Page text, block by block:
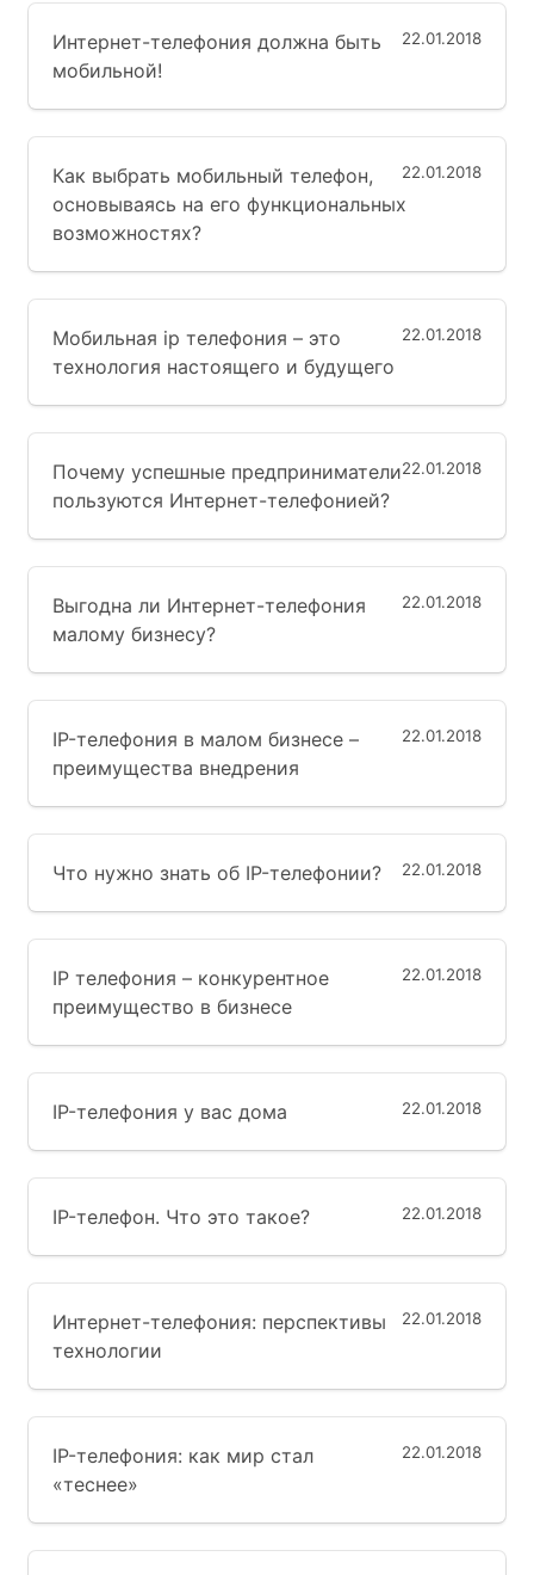
22.01.2018
Интернет-телефония должна быть
мобильной!
22.01.2018
Как выбрать мобильный телефон,
основываясь на его функциональных
возможностях?
22.01.2018
Мобильная ip телефония – это
технология настоящего и будущего
22.01.2018
Почему успешные предприниматели
пользуются Интернет-телефонией?
22.01.2018
Выгодна ли Интернет-телефония
малому бизнесу?
22.01.2018
IP-телефония в малом бизнесе –
преимущества внедрения
22.01.2018
Что нужно знать об IP-телефонии?
22.01.2018
IP телефония – конкурентное
преимущество в бизнесе
22.01.2018
IP-телефония у вас дома
22.01.2018
IP-телефон. Что это такое?
22.01.2018
Интернет-телефония: перспективы
технологии
22.01.2018
IP-телефония: как мир стал
«теснее»